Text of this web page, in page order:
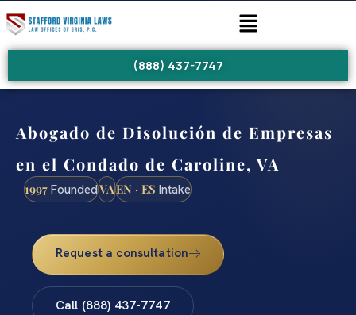
(888) 437-7747
Abogado de Disolución de Empresas
en el Condado de Caroline, VA
1997 FoundedVAEN · ES Intake
Request a consultation
Call (888) 437-7747